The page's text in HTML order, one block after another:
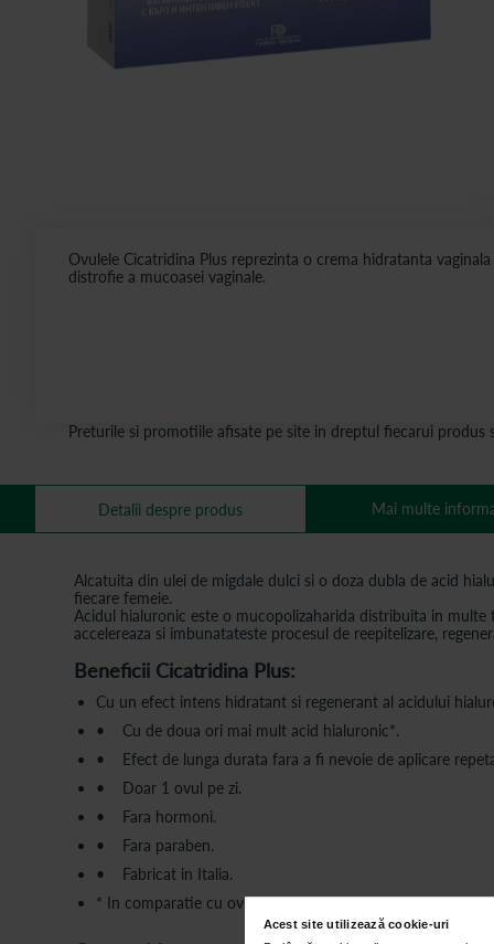
Acest site utilizează cookie-uri
Ovulele Cicatridina Plus reprezinta o crema hidratanta
distrofie a mucoasei vaginale.
Preturile si promotiile afisate pe site in dreptul fiecarui
Detalii despre produs
Alcatuita din ulei de migdale dulci si o doza dubla de acid
fiecare femeie.
Acidul hialuronic este o mucopolizaharida distribuita in
accelereaza si imbunatateste procesul de reepitelizare,
Beneficii Cicatridina Plus:
Cu un efect intens hidratant si regenerant al acidului
• Cu de doua ori mai mult acid hialuronic*.
• Efect de lunga durata fara a fi nevoie de aplicare
• Doar 1 ovul pe zi.
• Fara hormoni.
• Fara paraben.
• Fabricat in Italia.
* In comparatie cu ovulele vaginale Cicatridine
Mai multe